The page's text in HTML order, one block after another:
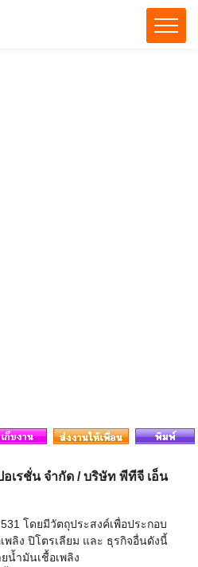
เรชั่น จำกัด / บริษัท พีทีจี เอ็น
โดยมีวัตถุประสงค์เพื่อประกอบ
พลิง ปิโตรเลียม และ ธุรกิจอื่นดังนี้
น้ำมันเชื้อเพลิง